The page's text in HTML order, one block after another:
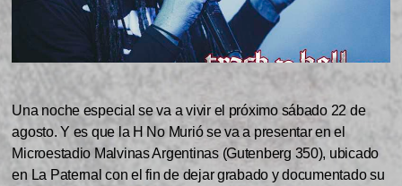
Una noche especial se va a vivir el próximo sábado 22 de
agosto. Y es que la H No Murió se va a presentar en el
Microestadio Malvinas Argentinas (Gutenberg 350), ubicado
en La Paternal con el fin de dejar grabado y documentado su